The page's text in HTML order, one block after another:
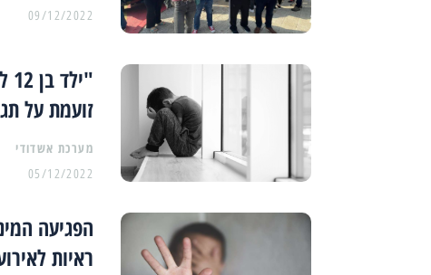
09/12/2022
זועמת על
מערכת אשדודי
05/12/2022
ראיות